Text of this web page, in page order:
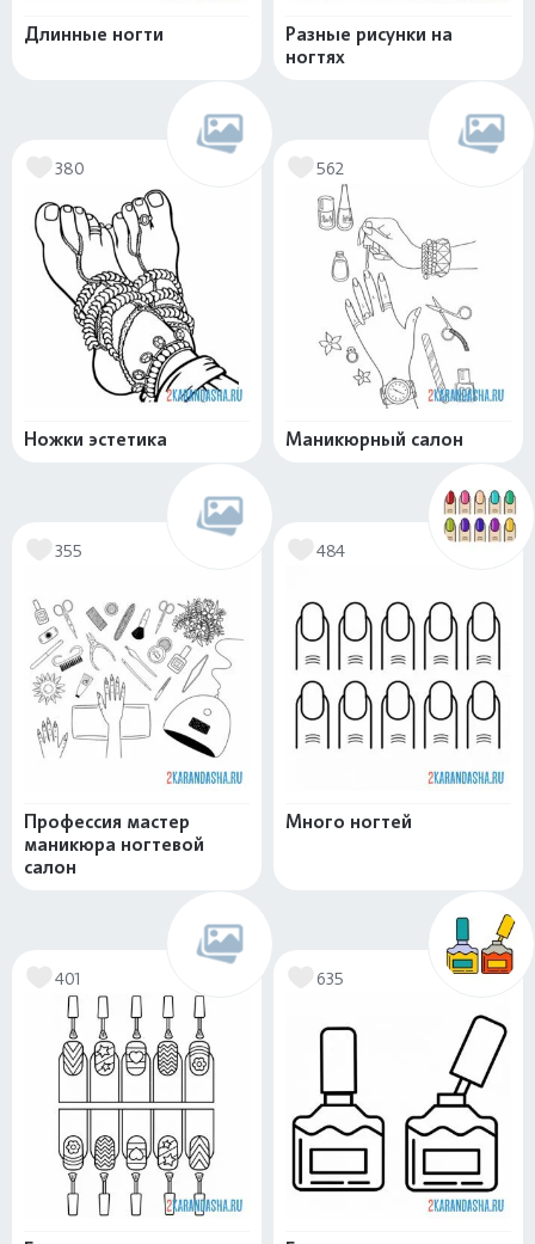
Длинные ногти
Разные рисунки на
ногтях
380
Ножки эстетика
562
Маникюрный салон
355
Профессия мастер
маникюра ногтевой
салон
484
Много ногтей
401 635